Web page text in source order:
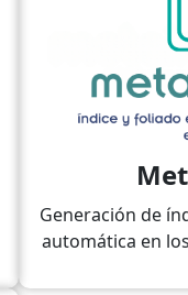
Generación de
automática en